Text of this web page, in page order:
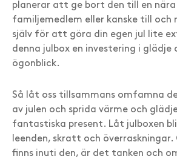
planerar att ge bort den till en nära
familjemedlem eller kanske till och
själv för att göra din egen jul lite
denna julbox en investering i glädje
ögonblick.
Så låt oss tillsammans omfamna
av julen och sprida värme och
fantastiska present. Låt julboxen bli
leenden, skratt och
finns inuti den, är det tanken och